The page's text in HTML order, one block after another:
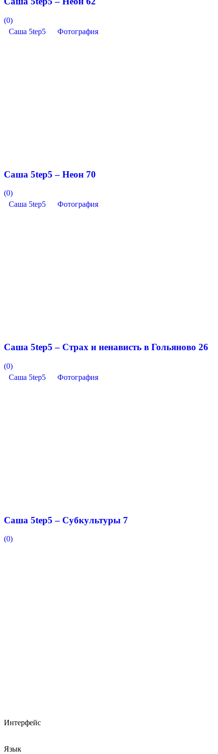
(0)
Саша 5tep5
Фотография
Саша 5tep5 – Неон 70
(0)
Саша 5tep5
Фотография
Саша 5tep5 – Страх и ненависть в Гольяново 26
(0)
Саша 5tep5
Фотография
Саша 5tep5 – Субкультуры 7
(0)
Интерфейс
Язык